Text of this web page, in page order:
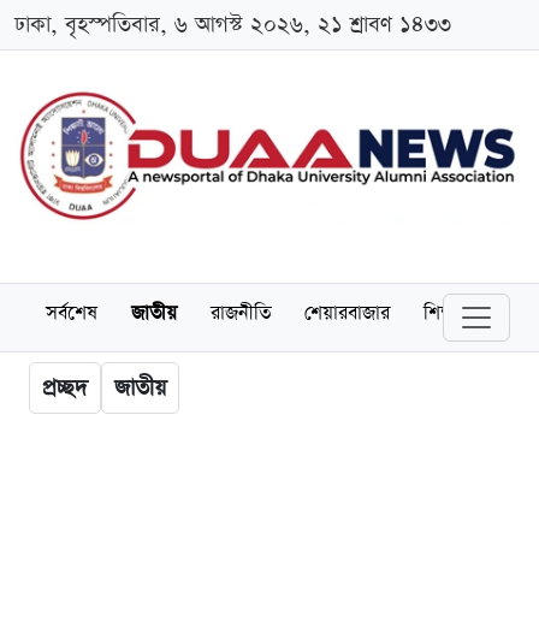
ঢাকা, বৃহস্পতিবার, ৬ আগস্ট ২০২৬, ২১ শ্রাবণ ১৪৩৩
সর্বশেষ জাতীয় রাজনীতি শেয়ারবাজার শিক্ষা
প্রচ্ছদ জাতীয়